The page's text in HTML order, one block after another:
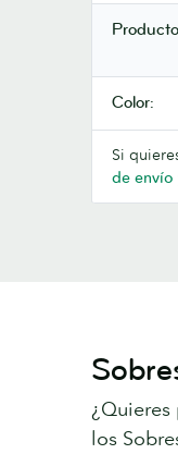
Color:
Si
de envío
los